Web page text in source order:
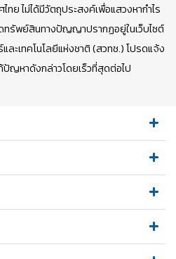
ทย ไม่ได้มีวัตถุประสงค์เพื่อแสวงหากำไร
ทรัพย์สินทางปัญญาปรากฏอยู่ในเว็บไซต์
ะเทคโนโลยีแห่งชาติ (สวทช.) โปรดแจ้ง
ปัญหาดังกล่าวโดยเร็วที่สุดต่อไป